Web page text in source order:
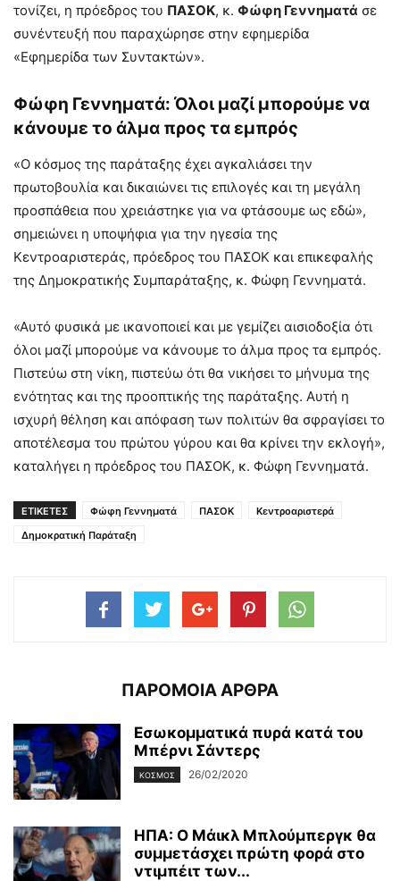
τονίζει, η πρόεδρος του ΠΑΣΟΚ, κ. Φώφη Γεννηματά σε
συνέντευξή που παραχώρησε στην εφημερίδα
«Εφημερίδα των Συντακτών».
Φώφη Γεννηματά: Όλοι μαζί μπορούμε να
κάνουμε το άλμα προς τα εμπρός
«O κόσμος της παράταξης έχει αγκαλιάσει την
πρωτοβουλία και δικαιώνει τις επιλογές και τη μεγάλη
προσπάθεια που χρειάστηκε για να φτάσουμε ως εδώ»,
σημειώνει η υποψήφια για την ηγεσία της
Κεντροαριστεράς, πρόεδρος του ΠΑΣΟΚ και επικεφαλής
της Δημοκρατικής Συμπαράταξης, κ. Φώφη Γεννηματά.
«Αυτό φυσικά με ικανοποιεί και με γεμίζει αισιοδοξία ότι
όλοι μαζί μπορούμε να κάνουμε το άλμα προς τα εμπρός.
Πιστεύω στη νίκη, πιστεύω ότι θα νικήσει το μήνυμα της
ενότητας και της προοπτικής της παράταξης. Αυτή η
ισχυρή θέληση και απόφαση των πολιτών θα σφραγίσει το
αποτέλεσμα του πρώτου γύρου και θα κρίνει την εκλογή»,
καταλήγει η πρόεδρος του ΠΑΣΟΚ, κ. Φώφη Γεννηματά.
ΕΤΙΚΕΤΕΣ Φώφη Γεννηματά ΠΑΣΟΚ
Κεντροαριστερά
Δημοκρατική Παράταξη
ΠΑΡΟΜΟΙΑ ΑΡΘΡΑ
Εσωκομματικά πυρά κατά του
Μπέρνι Σάντερς
ΚΌΣΜΟΣ 26/02/2020
ΗΠΑ: Ο Μάικλ Μπλούμπεργκ θα
συμμετάσχει πρώτη φορά στο
ντιμπέιτ των...